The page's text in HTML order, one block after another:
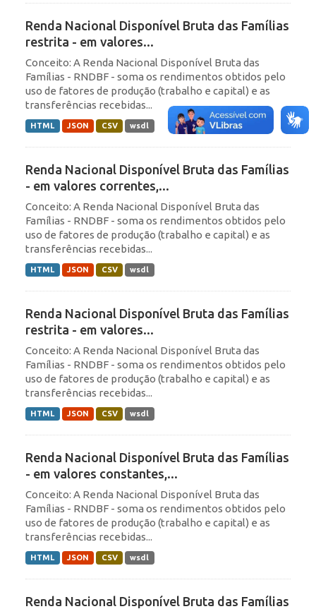
Renda Nacional Disponível Bruta das Famílias
restrita - em valores...
Conceito: A Renda Nacional Disponível Bruta das
Famílias - RNDBF - soma os rendimentos obtidos pelo
uso de fatores de produção (trabalho e capital) e as
transferências recebidas...
HTML JSON CSV wsdl
Renda Nacional Disponível Bruta das Famílias
- em valores correntes,...
Conceito: A Renda Nacional Disponível Bruta das
Famílias - RNDBF - soma os rendimentos obtidos pelo
uso de fatores de produção (trabalho e capital) e as
transferências recebidas...
HTML JSON CSV wsdl
Renda Nacional Disponível Bruta das Famílias
restrita - em valores...
Conceito: A Renda Nacional Disponível Bruta das
Famílias - RNDBF - soma os rendimentos obtidos pelo
uso de fatores de produção (trabalho e capital) e as
transferências recebidas...
HTML JSON CSV wsdl
Renda Nacional Disponível Bruta das Famílias
- em valores constantes,...
Conceito: A Renda Nacional Disponível Bruta das
Famílias - RNDBF - soma os rendimentos obtidos pelo
uso de fatores de produção (trabalho e capital) e as
transferências recebidas...
HTML JSON CSV wsdl
Renda Nacional Disponível Bruta das Famílias